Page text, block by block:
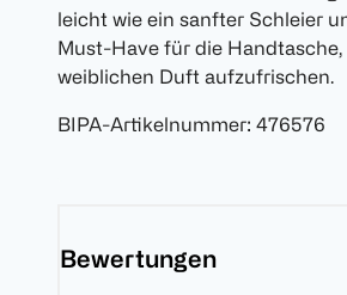
leicht wie ein sanfter Schleier
Must-Have für die
weiblichen Duft aufzufrischen.
BIPA-Artikelnummer: 476576
Bewertungen